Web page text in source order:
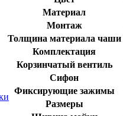
Материал
Монтаж
Толщина материала чаши
Комплектация
Корзинчатый вентиль
Сифон
Фиксирующие зажимы
Размеры